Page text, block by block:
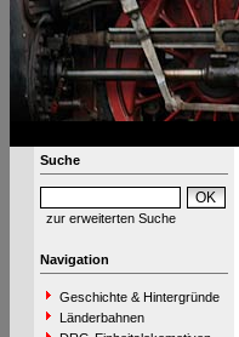
Suche
zur erweiterten Suche
Navigation
Geschichte & Hintergründe
Länderbahnen